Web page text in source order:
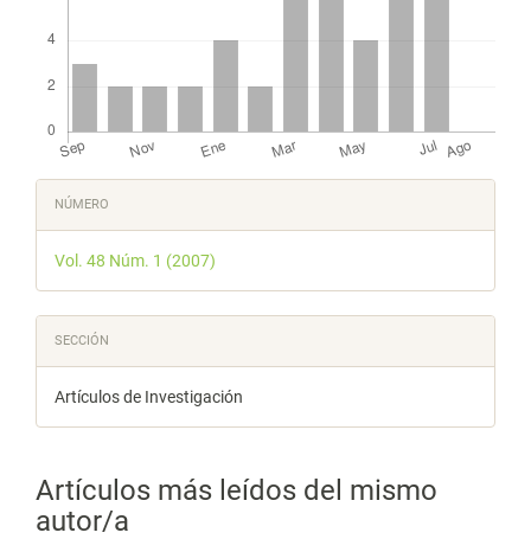
Detalles
del
artículo
NÚMERO
Vol. 48 Núm. 1 (2007)
SECCIÓN
Artículos de Investigación
Artículos más leídos del mismo
autor/a